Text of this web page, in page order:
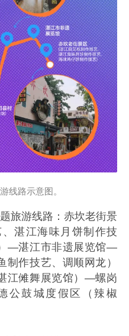
线路示意图。
旅游线路：赤坎老街景
湛江海味月饼制作技
—湛江市非遗展览馆—
作技艺、调顺网龙）
江傩舞展览馆）—螺岗
公鼓城度假区（辣椒